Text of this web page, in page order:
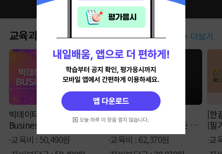
교육과정 + 더보기
빅데이터 분석을 통한
Business Insight
·교육비 : 50,490원
[Adobe CC] 새로움을
창조하는 디자인의 모든 것,
일러스트 & 포토샵
·교육비 : 62,370원
[한
(필
·교